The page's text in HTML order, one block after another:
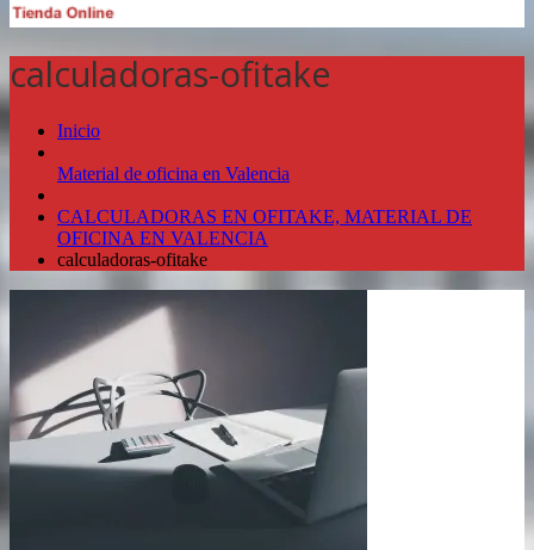
calculadoras-ofitake
Inicio
Material de oficina en Valencia
CALCULADORAS EN OFITAKE, MATERIAL DE
OFICINA EN VALENCIA
calculadoras-ofitake